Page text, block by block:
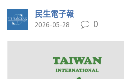
民生電子報
2026-05-28 0